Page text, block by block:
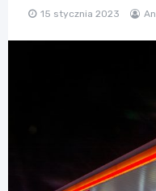
15 stycznia 2023